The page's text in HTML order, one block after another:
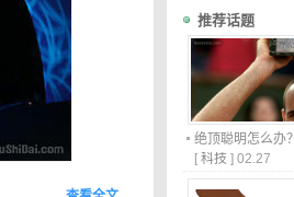
推荐话题
绝顶聪明怎么办？
[ 科技 ] 02.27